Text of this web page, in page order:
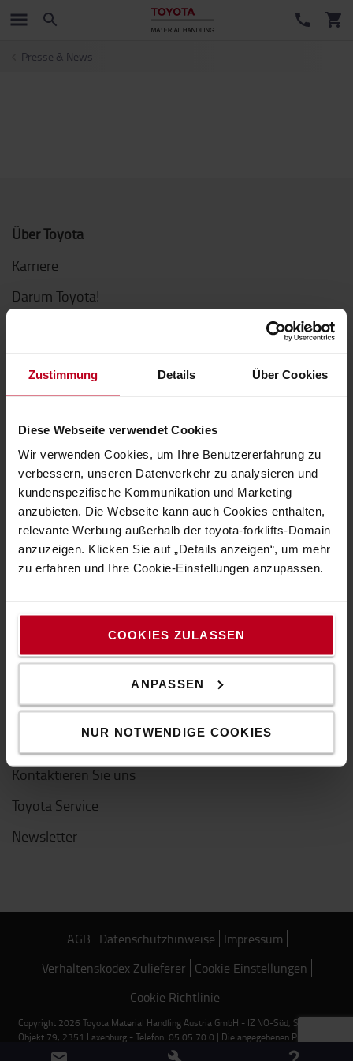
Zustimmung Details Über Cookies
Diese Webseite verwendet Cookies
Wir verwenden Cookies, um Ihre Benutzererfahrung zu
verbessern, unseren Datenverkehr zu analysieren und
kundenspezifische Kommunikation und Marketing
anzubieten. Die Webseite kann auch Cookies enthalten,
relevante Werbung außerhalb der toyota-forklifts-Domain
anzuzeigen. Klicken Sie auf „Details anzeigen“, um mehr
zu erfahren und Ihre Cookie-Einstellungen anzupassen.
COOKIES ZULASSEN
ANPASSEN
NUR NOTWENDIGE COOKIES
Presse & News
Über Toyota
Karriere
Darum Toyota!
Der Toyota Way
Toyota Produktionssystem (TPS)
Nachhaltigkeit
Verhaltenskodex
Tipps & Infos
Räder & Rollen-Leitfaden
Mast-Leitfaden
Kundenservice
Kontaktieren Sie uns
Toyota Service
Newsletter
AGB Datenschutzhinweise Impressum
Verhaltenskodex Zulieferer Cookie Einstellungen
Cookie Richtlinie
Copyright 2026 Toyota Material Handling Austria GmbH - IZ NÖ-Süd, Straße 18,
Objekt 79, 2351 Laxenburg - Telefon: 05 05 70 0 | Die angegebenen Preise sind
Nettopreise und gelten ausschließlich für Bestellungen über unseren Online-Shop.